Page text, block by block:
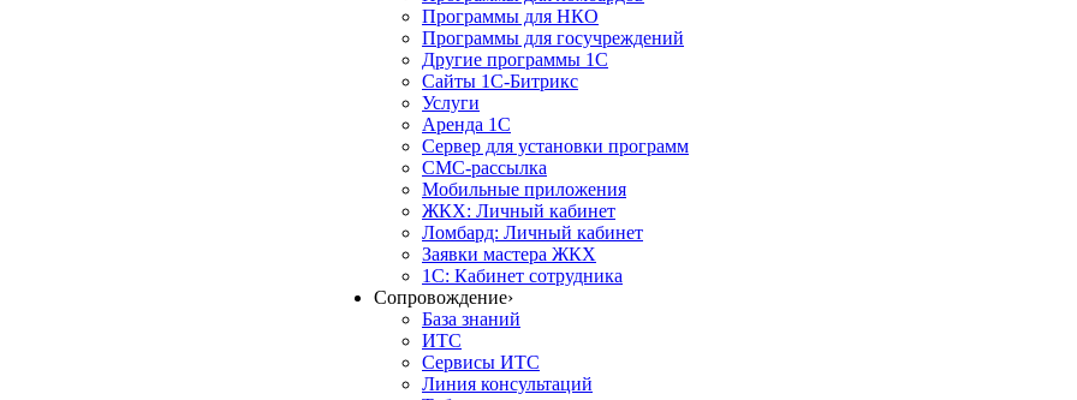
Программы для НКО
Программы для госучреждений
Другие программы 1С
Сайты 1С-Битрикс
Услуги
Аренда 1С
Сервер для установки программ
СМС-рассылка
Мобильные приложения
ЖКХ: Личный кабинет
Ломбард: Личный кабинет
Заявки мастера ЖКХ
1С: Кабинет сотрудника
Сопровождение›
База знаний
ИТС
Сервисы ИТС
Линия консультаций